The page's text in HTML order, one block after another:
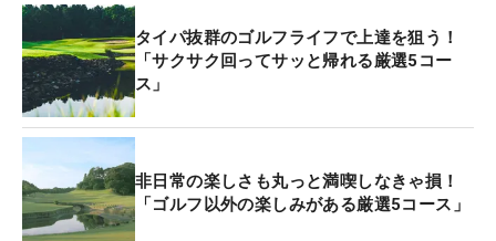
タイパ抜群のゴルフライフで上達を狙う！
「サクサク回ってサッと帰れる厳選5コー
ス」
非日常の楽しさも丸っと満喫しなきゃ損！
「ゴルフ以外の楽しみがある厳選5コース」